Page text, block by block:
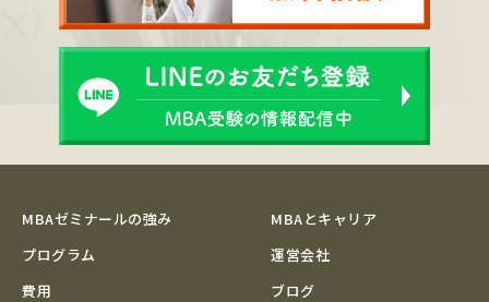
MBAゼミナールの強み
プログラム
費用
MBAとキャリア
運営会社
ブログ